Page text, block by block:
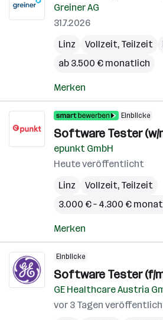
Greiner AG
31.7.2026
Linz
Vollzeit, Teilzeit
ab 3.500 € monatlich
Merken
Einblicke
Software Tester (w/
epunkt GmbH
Heute veröffentlicht
Linz
Vollzeit, Teilzeit
3.000 € – 4.300 €
Merken
Einblicke
Software Tester (f/
GE Healthcare Austria
vor 3 Tagen